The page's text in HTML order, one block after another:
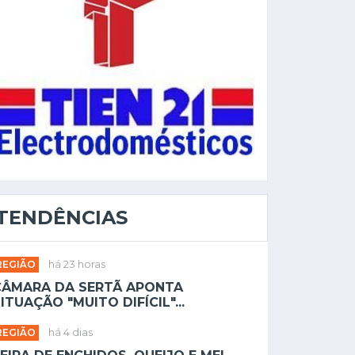
há 23 horas
DA SERTÃ APONTA
"MUITO DIFÍCIL"...
há 4 dias